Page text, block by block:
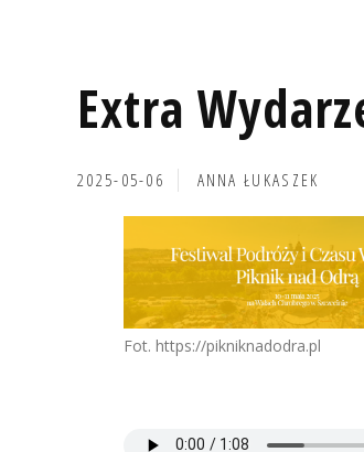
Extra
2025-05-06 ANNA ŁUKASZEK
Fot. https://pikniknadodra.pl